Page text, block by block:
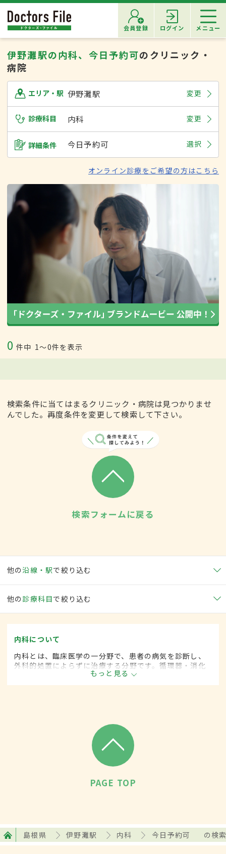
会員登録 ログイン メニュー
伊野灘駅の内科、今日予約可のクリニック・
病院
エリア・駅 伊野灘駅 変更
診療科目 内科 変更
詳細条件 今日予約可 選択
オンライン診療をご希望の方はこちら
0 件中 1〜0件を表示
検索条件に当てはまるクリニック・病院は見つかりませ
んでした。再度条件を変更して検索して下さい。
検索フォームに戻る
他の沿線・駅で絞り込む
他の 診療科目で絞り込む
内科について
内科とは、臨床医学の一分野で、患者の病気を診断し、
外科的処置によらずに治療する分野です。循環器・消化
器・呼吸器・血液・がんなど広範な領域にわたります。
もっと見る
PAGE TOP
島根県 伊野灘駅 内科 今日予約可 の検